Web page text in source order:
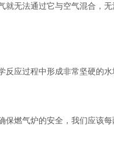
无法通过它与空气混合，无
应过程中形成非常坚硬的水
燃气炉的安全，我们应该